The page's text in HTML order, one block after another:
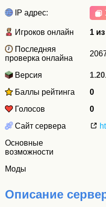
IP адрес:
Игроков онлайн
1
Последняя
проверка онлайна
Версия
Баллы рейтинга
0
Голосов
0
Сайт сервера
Основные
возможности
Моды
Описание